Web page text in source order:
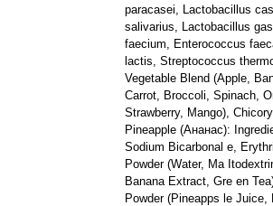
paracasei, Lactobacillus
salivarius, Lactobacillus
faecium, Enterococcus
lactis, Streptococcus
Vegetable Blend (Apple,
Carrot, Broccoli, Spinach,
Strawberry, Mango),
Pineapple (Ананас):
Sodium Bicarbonal e,
Powder (Water, Ma
Banana Extract, Gre en
Powder (Pineapps le Juice,